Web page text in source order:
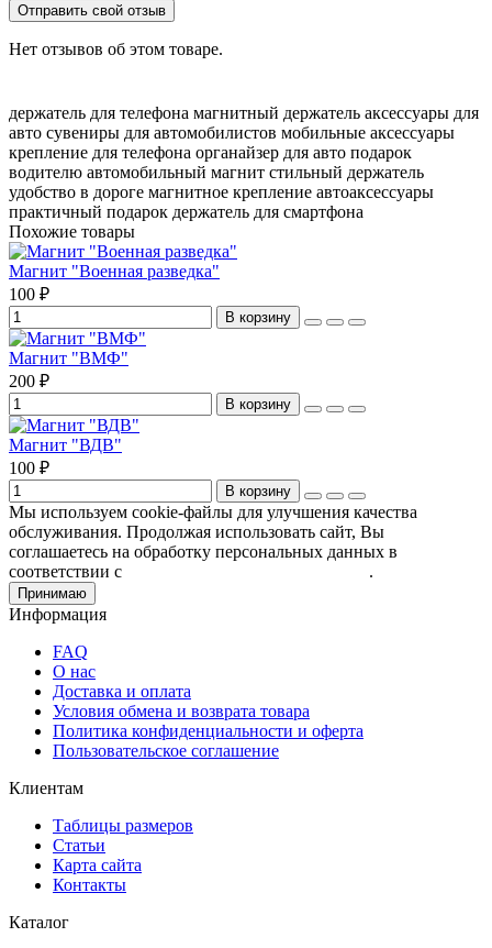
Отправить свой отзыв
Нет отзывов об этом товаре.
держатель для телефона магнитный держатель аксессуары для
авто сувениры для автомобилистов мобильные аксессуары
крепление для телефона органайзер для авто подарок
водителю автомобильный магнит стильный держатель
удобство в дороге магнитное крепление автоаксессуары
практичный подарок держатель для смартфона
Похожие товары
Магнит "Военная разведка"
100 ₽
В корзину
Магнит "ВМФ"
200 ₽
В корзину
Магнит "ВДВ"
100 ₽
В корзину
Мы используем cookie-файлы для улучшения качества
обслуживания. Продолжая использовать сайт, Вы
соглашаетесь на обработку персональных данных в
соответствии с
.
Принимаю
Информация
FAQ
О нас
Доставка и оплата
Условия обмена и возврата товара
Политика конфиденциальности и оферта
Пользовательское соглашение
Клиентам
Таблицы размеров
Статьи
Карта сайта
Контакты
Каталог